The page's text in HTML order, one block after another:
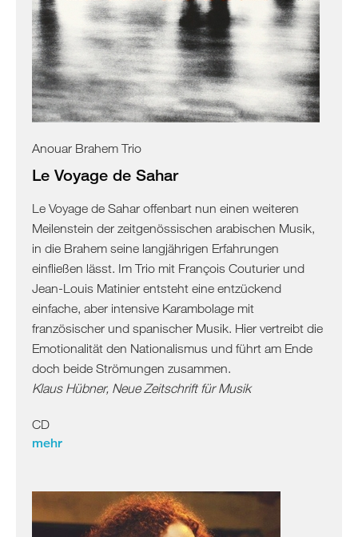
Anouar Brahem Trio
Le Voyage de Sahar
Le Voyage de Sahar offenbart nun einen weiteren
Meilenstein der zeitgenössischen arabischen Musik,
in die Brahem seine langjährigen Erfahrungen
einfließen lässt. Im Trio mit François Couturier und
Jean-Louis Matinier entsteht eine entzückend
einfache, aber intensive Karambolage mit
französischer und spanischer Musik. Hier vertreibt die
Emotionalität den Nationalismus und führt am Ende
doch beide Strömungen zusammen.
Klaus Hübner, Neue Zeitschrift für Musik
CD
mehr